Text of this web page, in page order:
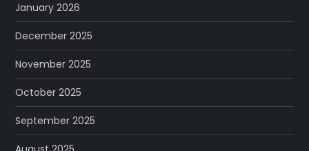
January 2026
December 2025
November 2025
October 2025
September 2025